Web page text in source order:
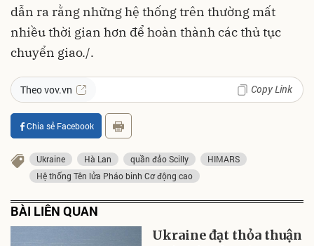
dẫn ra rằng những hệ thống trên thường mất
nhiều thời gian hơn để hoàn thành các thủ tục
chuyển giao./.
Theo vov.vn Copy Link
Chia sẻ Facebook
Ukraine Hà Lan quần đảo Scilly
HIMARS
Hệ thống Tên lửa Pháo binh Cơ động cao
BÀI LIÊN QUAN
Ukraine đạt thỏa thuận